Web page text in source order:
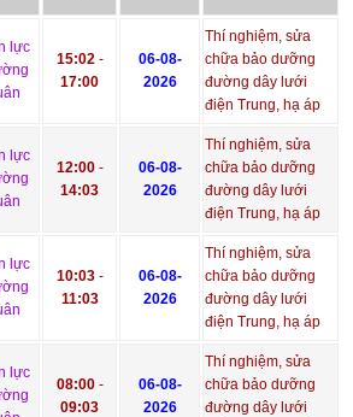
lực
15:02-
17:00
06-08-
2026
Thí nghiệm, sửa
chữa bảo dưỡng
đường dây lưới
điện Trung, hạ áp
lực
12:00-
14:03
06-08-
2026
Thí nghiệm, sửa
chữa bảo dưỡng
đường dây lưới
điện Trung, hạ áp
lực
10:03-
11:03
06-08-
2026
Thí nghiệm, sửa
chữa bảo dưỡng
đường dây lưới
điện Trung, hạ áp
lực
08:00-
09:03
06-08-
2026
Thí nghiệm, sửa
chữa bảo dưỡng
đường dây lưới